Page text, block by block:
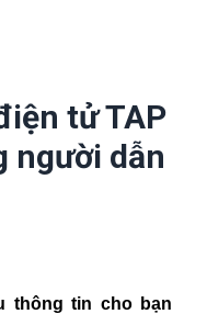
tử TAP
người dẫn
thông tin cho bạn